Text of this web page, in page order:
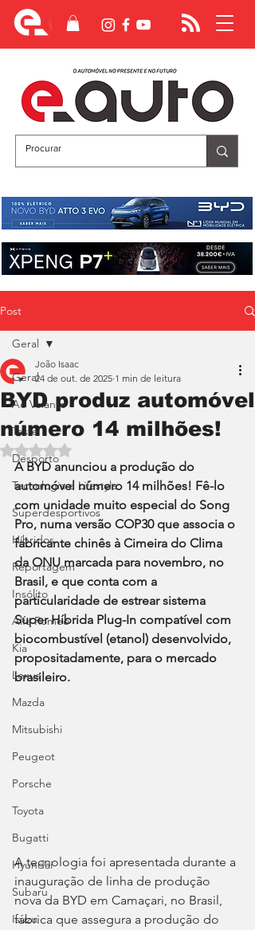
Post
Geral
Ao Volante
Teste
Desporto
Tecnologia e Lifestyle
Superdesportivos
Híbridos
Reportagem
Insólito
Alfa Romeo
Kia
Lexus
Mazda
Mitsubishi
Peugeot
Porsche
Toyota
Bugatti
Hyundai
Subaru
Isuzu
Geral
BYD produz automóvel
número 14 milhões!
João Isaac
24 de out. de 2025 1 min de leitura
Avaliado com NaN de 5 estrelas.
A BYD anunciou a produção do
automóvel número 14 milhões! Fê-lo
com unidade muito especial do Song
Pro, numa versão COP30 que associa o
fabricante chinês à Cimeira do Clima
da ONU marcada para novembro, no
Brasil, e que conta com a
particularidade de estrear sistema
Super Híbrida Plug-In compatível com
biocombustível (etanol) desenvolvido,
propositadamente, para o mercado
brasileiro.
A tecnologia foi apresentada durante a
inauguração de linha de produção
nova da BYD em Camaçari, no Brasil,
fábrica que assegura a produção do